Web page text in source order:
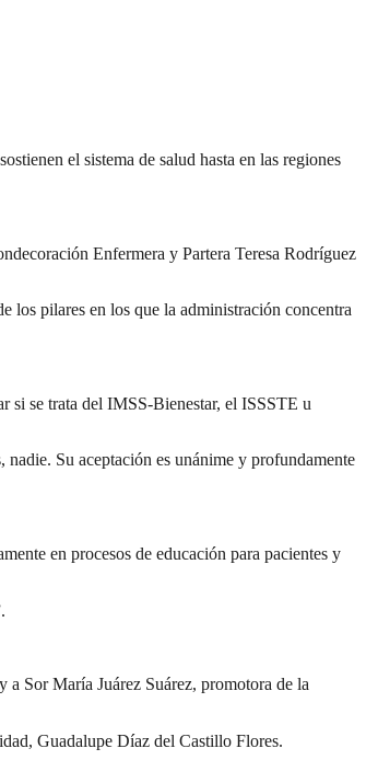
el sistema de salud hasta en las regiones
Enfermera y Partera Teresa Rodríguez
los pilares en los que la administración concentra
si se trata del IMSS-Bienestar, el ISSSTE u
nadie. Su aceptación es unánime y profundamente
en procesos de educación para pacientes y
Sor María Juárez Suárez, promotora de la
Guadalupe Díaz del Castillo Flores.